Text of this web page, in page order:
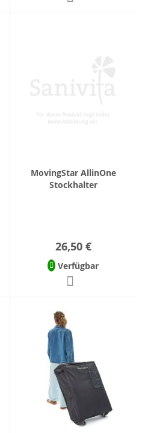
MovingStar AllinOne
Stockhalter
26,50 €
Verfügbar